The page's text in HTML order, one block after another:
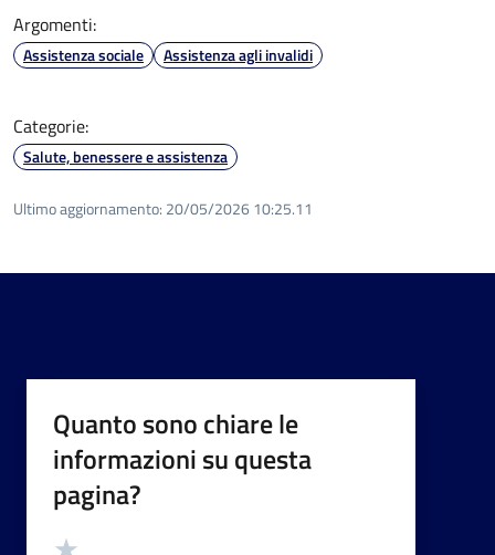
Argomenti:
Assistenza sociale Assistenza agli invalidi
Categorie:
Salute, benessere e assistenza
Ultimo aggiornamento: 20/05/2026 10:25.11
Quanto sono chiare le
informazioni su questa
pagina?
Valutazione